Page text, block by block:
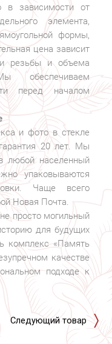
в зависимости от
элемента,
формы,
цена зависит
резьбы и объема
обеспечиваем
перед началом
и фото в стекле
20 лет. Мы
любой населенный
упаковываются
Чаще всего
Новая Почта.
просто могильный
для будущих
комплекс «Память
качестве
подходе к
Следующий товар